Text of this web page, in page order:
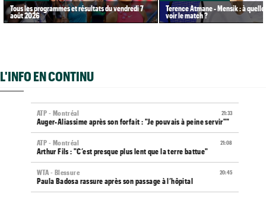
Tous les programmes et résultats du vendredi 7
août 2026
Terence Atmane - Mensik : à
voir le match ?
L'INFO EN CONTINU
21:33
ATP - Montréal
Auger-Aliassime après son forfait : "Je pouvais à peine servir""
21:08
ATP - Montréal
Arthur Fils : "C’est presque plus lent que la terre battue"
20:45
WTA - Blessure
Paula Badosa rassure après son passage à l’hôpital